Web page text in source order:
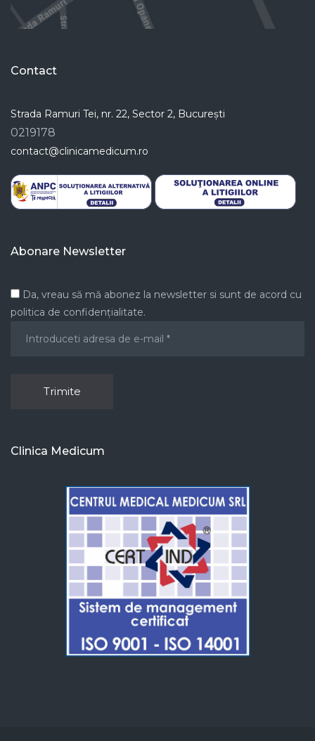
Contact
Strada Ramuri Tei, nr. 22, Sector 2, București
0219178
contact@clinicamedicum.ro
Abonare Newsletter
Da, vreau să mă abonez la newsletter si sunt de acord cu
politica de confidențialitate.
Clinica Medicum